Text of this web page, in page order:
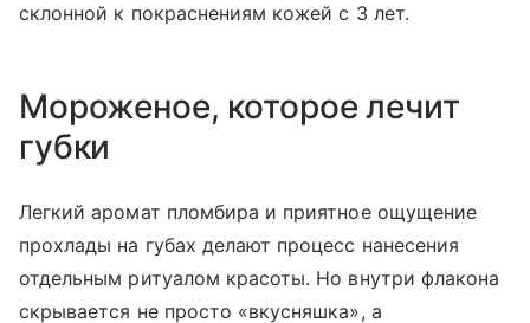
склонной к покраснениям кожей с 3 лет.
Мороженое, которое лечит
губки
Легкий аромат пломбира и приятное ощущение
прохлады на губах делают процесс нанесения
отдельным ритуалом красоты. Но внутри флакона
скрывается не просто «вкусняшка», а